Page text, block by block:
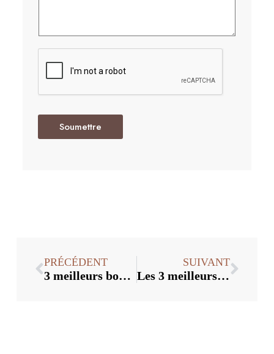
Soumettre
PRÉCÉDENT
3 meilleurs bouchons de bouteille en cristal pour garder votre vin frais
SUIVANT
Les 3 meilleurs présentoirs de bouchons de bouteille pour ajouter du style à votre bar à la maison